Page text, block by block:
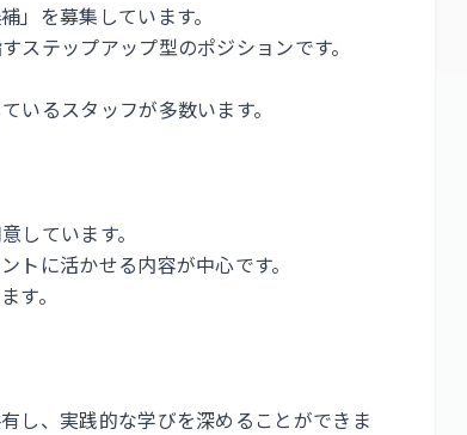
」を募集しています。
ステップアップ型のポジションです。
いるスタッフが多数います。
しています。
トに活かせる内容が中心です。
す。
し、実践的な学びを深めることができま